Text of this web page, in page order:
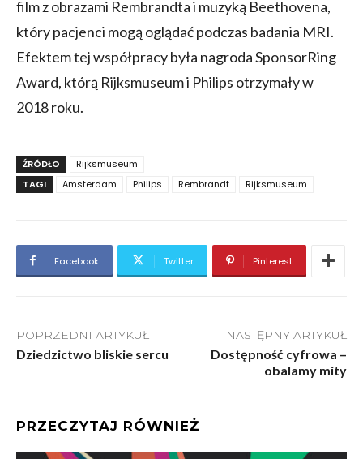
film z obrazami Rembrandta i muzyką Beethovena,
który pacjenci mogą oglądać podczas badania MRI.
Efektem tej współpracy była nagroda SponsorRing
Award, którą Rijksmuseum i Philips otrzymały w
2018 roku.
ŹRÓDŁO
Rijksmuseum
TAGI
Amsterdam Philips Rembrandt Rijksmuseum
Facebook Twitter Pinterest
POPRZEDNI ARTYKUŁ
Dziedzictwo bliskie sercu
NASTĘPNY ARTYKUŁ
Dostępność cyfrowa –
obalamy mity
PRZECZYTAJ RÓWNIEŻ